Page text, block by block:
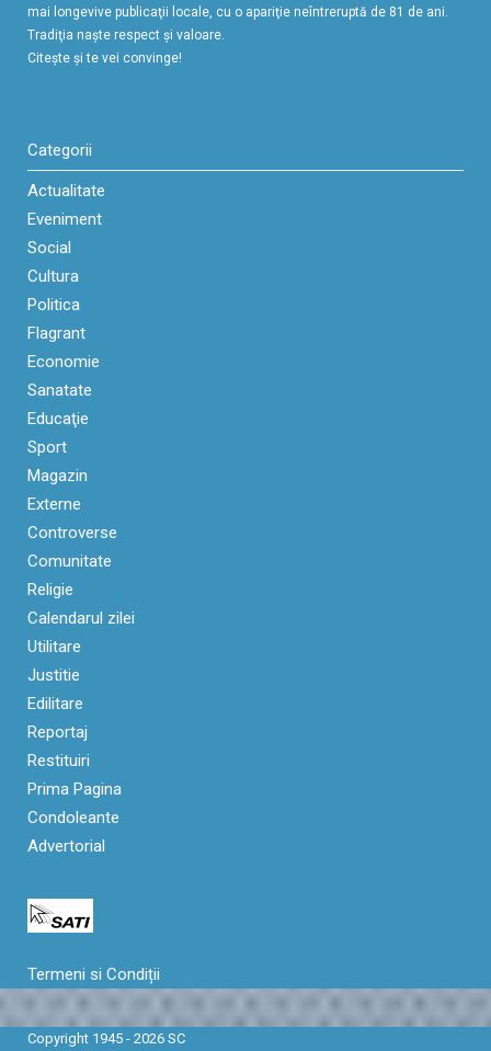
mai longevive publicaţii locale, cu o apariţie neîntreruptă de 81 de ani.
Tradiţia naşte respect şi valoare.
Citeşte şi te vei convinge!
Categorii
Actualitate
Eveniment
Social
Cultura
Politica
Flagrant
Economie
Sanatate
Educaţie
Sport
Magazin
Externe
Controverse
Comunitate
Religie
Calendarul zilei
Utilitare
Justitie
Edilitare
Reportaj
Restituiri
Prima Pagina
Condoleante
Advertorial
Termeni si Condiții
Copyright 1945 - 2026 SC